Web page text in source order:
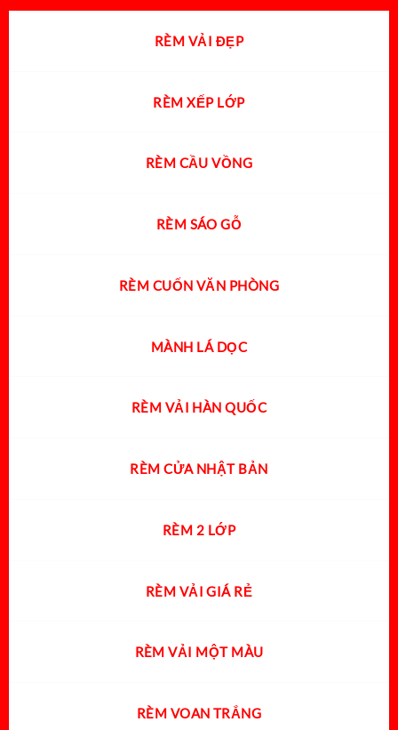
RÈM VẢI ĐẸP
RÈM XẾP LỚP
RÈM CẦU VỒNG
RÈM SÁO GỖ
RÈM CUỐN VĂN PHÒNG
MÀNH LÁ DỌC
RÈM VẢI HÀN QUỐC
RÈM CỬA NHẬT BẢN
RÈM 2 LỚP
RÈM VẢI GIÁ RẺ
RÈM VẢI MỘT MÀU
RÈM VOAN TRẮNG